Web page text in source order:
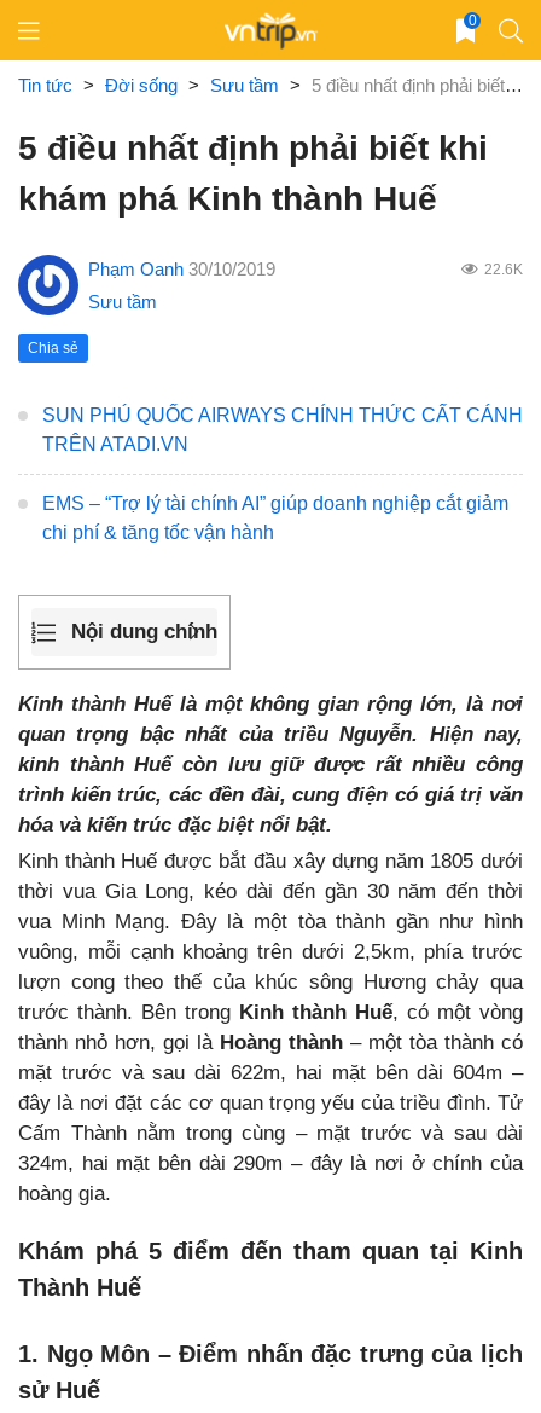
content
0
Tin tức > Đời sống > Sưu tầm > 5 điều nhất định phải biết khi khám phá Kinh thành Huế
5 điều nhất định phải biết khi
khám phá Kinh thành Huế
Phạm Oanh 30/10/2019 22.6K
Sưu tầm
Chia sẻ
SUN PHÚ QUỐC AIRWAYS CHÍNH THỨC CẤT CÁNH
TRÊN ATADI.VN
EMS – “Trợ lý tài chính AI” giúp doanh nghiệp cắt giảm
chi phí & tăng tốc vận hành
Nội dung chính
Kinh thành Huế là một không gian rộng lớn, là nơi
quan trọng bậc nhất của triều Nguyễn. Hiện nay,
kinh thành Huế còn lưu giữ được rất nhiều công
trình kiến trúc, các đền đài, cung điện có giá trị văn
hóa và kiến trúc đặc biệt nổi bật.
Kinh thành Huế được bắt đầu xây dựng năm 1805 dưới
thời vua Gia Long, kéo dài đến gần 30 năm đến thời
vua Minh Mạng. Đây là một tòa thành gần như hình
vuông, mỗi cạnh khoảng trên dưới 2,5km, phía trước
lượn cong theo thế của khúc sông Hương chảy qua
trước thành. Bên trong Kinh thành Huế, có một vòng
thành nhỏ hơn, gọi là Hoàng thành – một tòa thành có
mặt trước và sau dài 622m, hai mặt bên dài 604m –
đây là nơi đặt các cơ quan trọng yếu của triều đình. Tử
Cấm Thành nằm trong cùng – mặt trước và sau dài
324m, hai mặt bên dài 290m – đây là nơi ở chính của
hoàng gia.
Khám phá 5 điểm đến tham quan tại Kinh
Thành Huế
1. Ngọ Môn – Điểm nhấn đặc trưng của lịch
sử Huế